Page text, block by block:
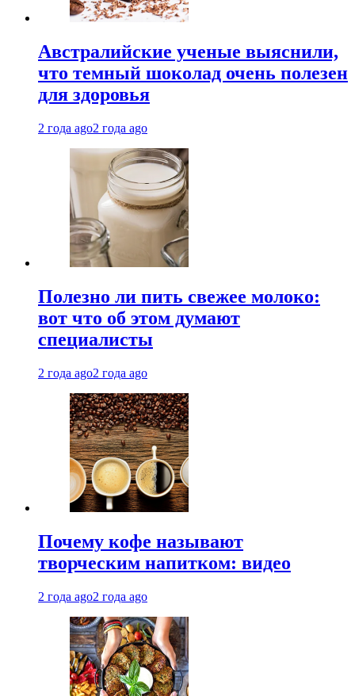
Австралийские ученые выяснили,
что темный шоколад очень полезен
для здоровья
2 года ago2 года ago
Полезно ли пить свежее молоко:
вот что об этом думают
специалисты
2 года ago2 года ago
Почему кофе называют
творческим напитком: видео
2 года ago2 года ago